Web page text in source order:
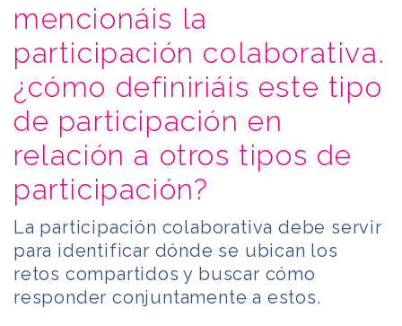
mencionáis la
participación colaborativa.
¿cómo definiriáis este tipo
de participación en
relación a otros tipos de
participación?
La participación colaborativa debe servir
para identificar dónde se ubican los
retos compartidos y buscar cómo
responder conjuntamente a estos.